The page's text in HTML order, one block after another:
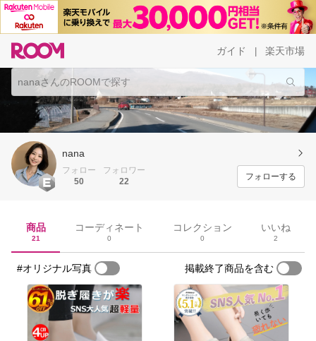
ガイド 楽天市場
nana
フォロー
50
フォロワー
22
フォローする
商品
21
コーディネート
0
コレクション
0
いいね
2
#オリジナル写真 掲載終了商品を含む